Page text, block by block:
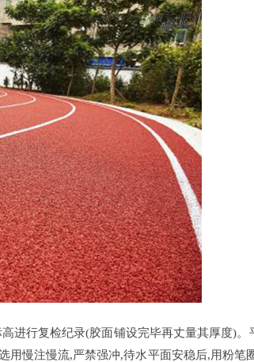
行复检纪录(胶面铺设完毕再丈量其厚度)。
用慢注慢流,严禁强冲,待水平面安稳后,用粉笔